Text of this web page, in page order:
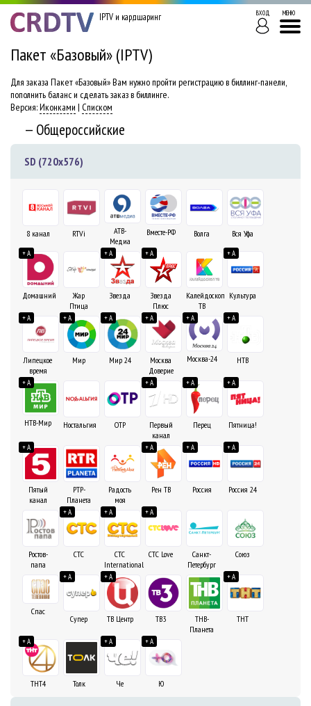
IPTV и кардшаринг ВХОД МЕНЮ
Пакет «Базовый» (IPTV)
Для заказа Пакет «Базовый» Вам нужно пройти регистрацию в биллинг-панели,
пополнить баланс и сделать заказ в биллинге.
Версия:Иконками | Списком
— Общероссийские
SD (720x576)
8 канал RTVi
АТВ-
Медиа
Вместе-РФ Волга Вся Уфа
+ A
Домашний
Жар
Птица
+ A
Звезда
+ A
Звезда
Плюс
Калейдоскоп
ТВ
+ A
Культура
+ A
Липецкое
время
+ A
Мир
+ A
Мир 24
+ A
Москва
Доверие
+ A
Москва-24
+ A
НТВ
+ A
НТВ-Мир Ностальгия ОТР
+ A
Первый
канал
+ A
Перец
+ A
Пятница!
+ A
Пятый
канал
РТР-
Планета
Радость
моя
+ A
Рен ТВ
+ A
Россия
+ A
Россия 24
Ростов-
папа
+ A
СТС
+ A
СТС
International
+ A
СТС Love
Санкт-
Петербург
Союз
Спас
+ A
Супер
+ A
ТВ Центр ТВ3
ТНВ-
Планета
+ A
ТНТ
+ A
ТНТ4 Толк
+ A
Че
+ A
Ю